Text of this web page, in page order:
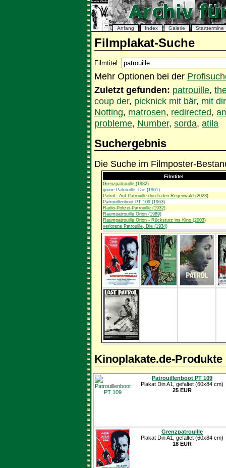
Anfang Index Galerie Starttermine
Filmplakat-Suche
Filmtitel:
Mehr Optionen bei der
Zuletzt gefunden: patrouille,
coup der, picknick mit bär, mit
Notting, matrosen, redirected,
probleme, Number, sorda, atila
Suchergebnis
Die Suche im Filmposter-
Filmtitel
Grenzpatrouille (1982)
grüne Patrouille, Die (1961)
Patrol - Auf Patrouille durch den Regenwald (2023)
Patrouillenboot PT 109 (1963)
Radio-Polizei-Patrouille (1932)
Raumpatrouille Orion (1989)
Raumpatrouille Orion - Rücksturz ins Kino (2003)
verlorene Patrouille, Die (1934)
Kinoplakate.de-Produkte
Patrouillenboot PT 109
Plakat Din A1, gefaltet (60x84 cm)
25 EUR
Grenzpatrouille
Plakat Din A1, gefaltet (60x84 cm)
18 EUR